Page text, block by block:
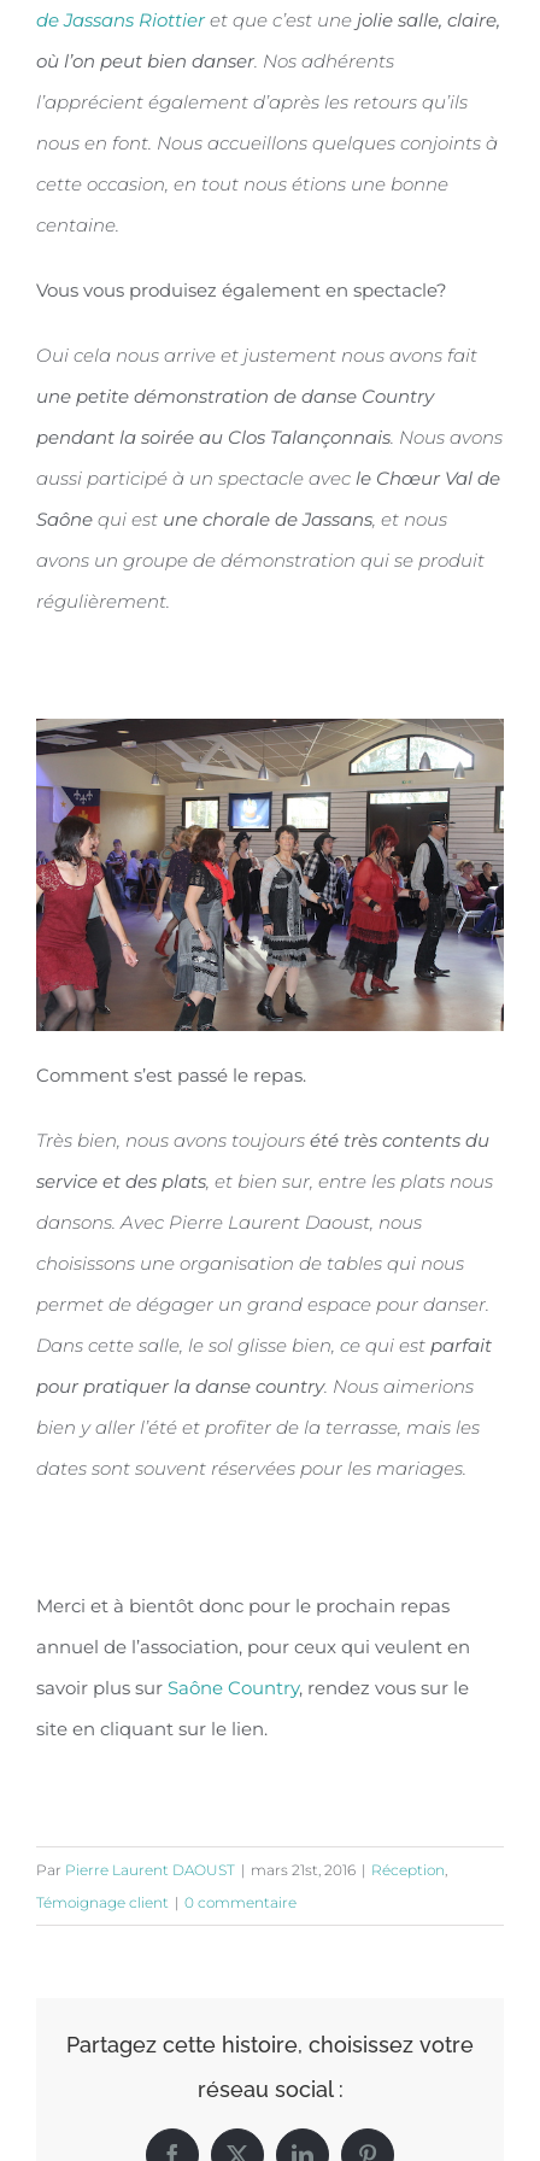
de Jassans Riottieret que c’est une jolie salle, claire,
où l’on peut bien danser. Nos adhérents
l’apprécient également d’après les retours qu’ils
nous en font. Nous accueillons quelques conjoints à
cette occasion, en tout nous étions une bonne
centaine.
Vous vous produisez également en spectacle?
Oui cela nous arrive et justement nous avons fait
une petite démonstration de danse Country
pendant la soirée au Clos Talançonnais. Nous avons
aussi participé à un spectacle avec le Chœur Val de
Saône qui est une chorale de Jassans, et nous
avons un groupe de démonstration qui se produit
régulièrement.
Comment s’est passé le repas.
Très bien, nous avons toujours été très contents du
service et des plats, et bien sur, entre les plats nous
dansons. Avec Pierre Laurent Daoust, nous
choisissons une organisation de tables qui nous
permet de dégager un grand espace pour danser.
Dans cette salle, le sol glisse bien, ce qui est parfait
pour pratiquer la danse country. Nous aimerions
bien y aller l’été et profiter de la terrasse, mais les
dates sont souvent réservées pour les mariages.
Merci et à bientôt donc pour le prochain repas
annuel de l’association, pour ceux qui veulent en
savoir plus sur Saône Country, rendez vous sur le
site en cliquant sur le lien.
Par Pierre Laurent DAOUST | mars 21st, 2016 | Réception,
Témoignage client | 0 commentaire
Partagez cette histoire, choisissez votre
réseau social :